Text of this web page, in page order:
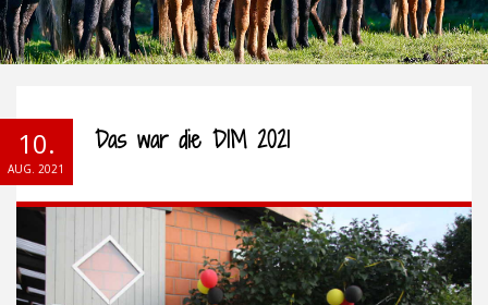
10.
AUG. 2021
Das war die DIM 2021